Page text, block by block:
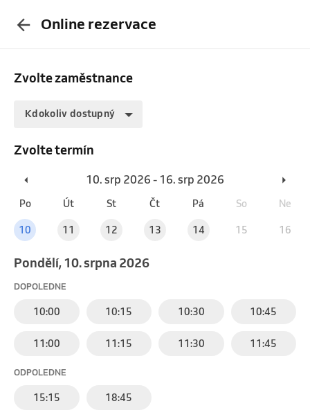
Online rezervace
Zvolte zaměstnance
Kdokoliv dostupný
Zvolte termín
10. srp 2026 - 16. srp 2026
Po Út St Čt Pá So Ne
10 11 12 13 14 15 16
pondělí, 10. srpna 2026
DOPOLEDNE
10:00 10:15 10:30 10:45
11:00 11:15 11:30 11:45
ODPOLEDNE
15:15 18:45